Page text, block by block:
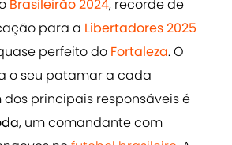
Brasileirão 2024, recorde de
para a Libertadores 2025
perfeito do Fortaleza. O
o seu patamar a cada
principais responsáveis é
, um comandante com